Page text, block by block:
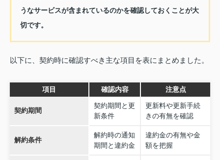
うなサービスが含まれているのかを確認しておくことが大
切です。
以下に、契約時に確認すべき主な項目を表にまとめました。
項目 確認内容 注意点
契約期間
契約期間と更
新条件
更新料や更新手続
きの有無を確認
解約条件
解約時の通知
期間と違約金
違約金の有無や金
額を把握